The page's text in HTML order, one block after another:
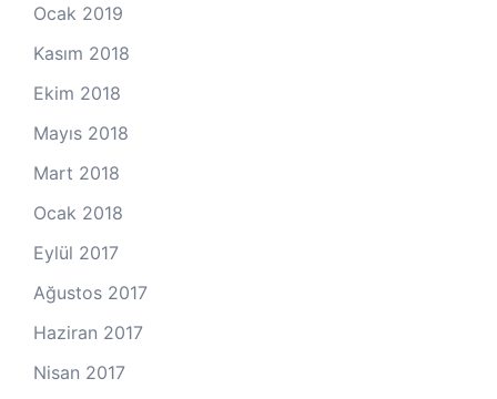
Ocak 2019
Kasım 2018
Ekim 2018
Mayıs 2018
Mart 2018
Ocak 2018
Eylül 2017
Ağustos 2017
Haziran 2017
Nisan 2017